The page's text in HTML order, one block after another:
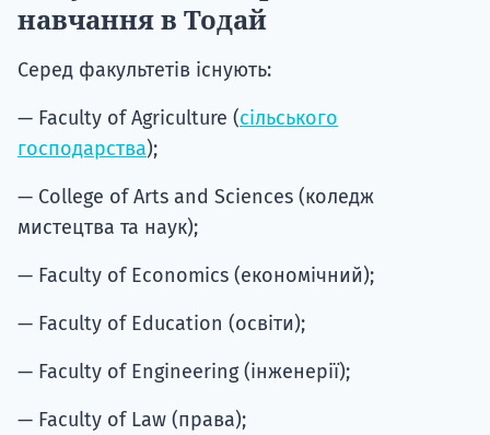
навчання в Тодай
Серед факультетів існують:
— Faculty of Agriculture (сільського
господарства);
— College of Arts and Sciences (коледж
мистецтва та наук);
— Faculty of Economics (економічний);
— Faculty of Education (освіти);
— Faculty of Engineering (інженерії);
— Faculty of Law (права);